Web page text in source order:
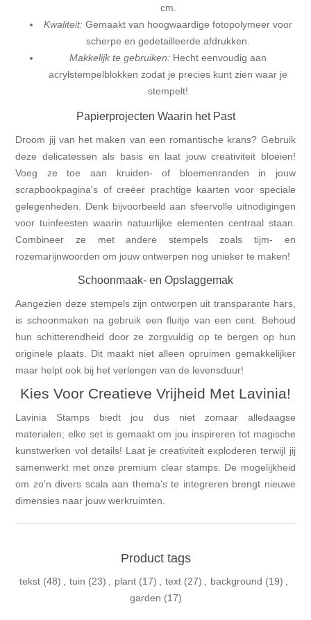
cm.
Kwaliteit: Gemaakt van hoogwaardige fotopolymeer voor
scherpe en gedetailleerde afdrukken.
Makkelijk te gebruiken: Hecht eenvoudig aan
acrylstempelblokken zodat je precies kunt zien waar je
stempelt!
Papierprojecten Waarin het Past
Droom jij van het maken van een romantische krans? Gebruik
deze delicatessen als basis en laat jouw creativiteit bloeien!
Voeg ze toe aan kruiden- of bloemenranden in jouw
scrapbookpagina's of creëer prachtige kaarten voor speciale
gelegenheden. Denk bijvoorbeeld aan sfeervolle uitnodigingen
voor tuinfeesten waarin natuurlijke elementen centraal staan.
Combineer ze met andere stempels zoals tijm- en
rozemarijnwoorden om jouw ontwerpen nog unieker te maken!
Schoonmaak- en Opslaggemak
Aangezien deze stempels zijn ontworpen uit transparante hars,
is schoonmaken na gebruik een fluitje van een cent. Behoud
hun schitterendheid door ze zorgvuldig op te bergen op hun
originele plaats. Dit maakt niet alleen opruimen gemakkelijker
maar helpt ook bij het verlengen van de levensduur!
Kies Voor Creatieve Vrijheid Met Lavinia!
Lavinia Stamps biedt jou dus niet zomaar alledaagse
materialen; elke set is gemaakt om jou inspireren tot magische
kunstwerken vol details! Laat je creativiteit exploderen terwijl jij
samenwerkt met onze premium clear stamps. De mogelijkheid
om zo'n divers scala aan thema's te integreren brengt nieuwe
dimensies naar jouw werkruimten.
Product tags
tekst (48) , tuin (23) , plant (17) , text (27) , background (19) ,
garden (17)